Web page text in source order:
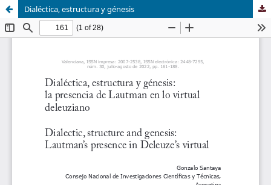
Dialéctica, estructura y génesis